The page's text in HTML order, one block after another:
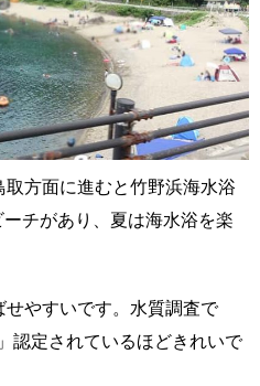
方面に進むと竹野浜海水浴
チがあり、夏は海水浴を楽
やすいです。水質調査で
認定されているほどきれいで